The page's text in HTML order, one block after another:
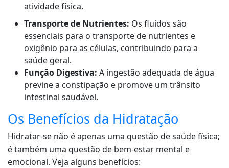
atividade física.
Transporte de Nutrientes: Os fluidos são
essenciais para o transporte de nutrientes e
oxigênio para as células, contribuindo para a
saúde geral.
Função Digestiva: A ingestão adequada de água
previne a constipação e promove um trânsito
intestinal saudável.
Os Benefícios da Hidratação
Hidratar-se não é apenas uma questão de saúde física;
é também uma questão de bem-estar mental e
emocional. Veja alguns benefícios: